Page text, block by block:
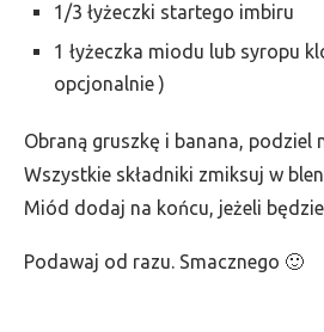
1/3 łyżeczki startego imbiru
1 łyżeczka miodu lub syropu
opcjonalnie )
Obraną gruszkę i banana, podziel
Wszystkie składniki zmiksuj w
Miód dodaj na końcu, jeżeli
Podawaj od razu. Smacznego 🙂